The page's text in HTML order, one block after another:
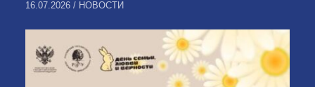
16.07.2026 / НОВОСТИ